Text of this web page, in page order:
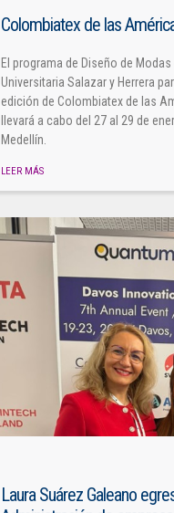
Colombiatex de las
El programa de Diseño de
Universitaria Salazar y Herrera
edición de Colombiatex de las
llevará a cabo del 27 al 29 de
Medellín.
LEER MÁS
Laura Suárez Galeano